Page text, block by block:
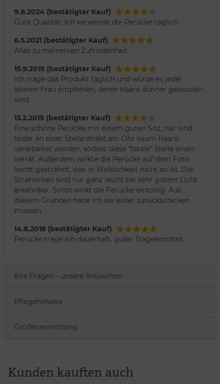
9.8.2024 (bestätigter Kauf)
Gute Qualität. Ich verwende die Perücke täglich.
6.5.2021 (bestätigter Kauf)
Alles zu meinerven Zufriedenheit
15.9.2019 (bestätigter Kauf)
ich trage das Produkt täglich und würde es jeder
älteren Frau empfehlen, deren Haare dünner geworden
sind.
13.2.2019 (bestätigter Kauf)
Eine schöne Perücke mit einem guten Sitz, nur sind
leider an einer Stelle direkt am Ohr kaum Haare
verarbeitet worden, sodass diese "fatale" Stelle einen
verrät. Außerdem wirkte die Perücke auf dem Foto
leicht gesträhnt, was in Wirklichkeit nicht so ist. Die
Strähnchen sind nur ganz leicht bei sehr gutem Licht
erkennbar. Sonst wirkt die Perücke eintönig. Aus
diesem Gründen habe ich sie leider zurückschicken
müssen.
14.8.2018 (bestätigter Kauf)
Perücke trage ich dauerhaft, guter Tragekomfort
Ihre Fragen - unsere Antworten
Pflegehinweis
Größenermittlung
Kunden kauften auch